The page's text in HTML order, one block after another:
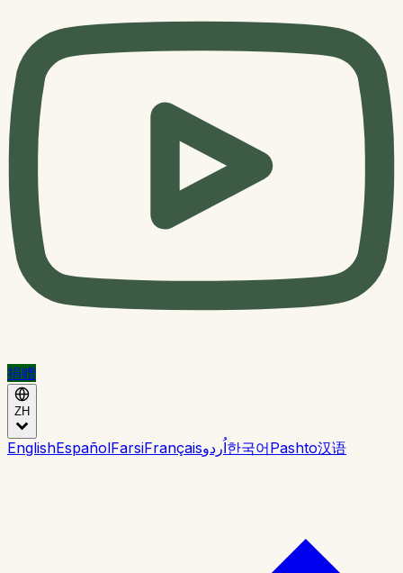
捐赠
ZH
EnglishEspañolFarsiFrançaisاُردو한국어Pashto汉语